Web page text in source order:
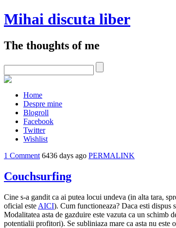
Mihai discuta liber
The thoughts of me
Home
Despre mine
Blogroll
Facebook
Twitter
Wishlist
1 Comment 6436 days ago PERMALINK
Couchsurfing
Cine s-a gandit ca ai putea locui undeva (in alta tara,
oficial este AICI). Cum functioneaza? Daca esti dispus
Modalitatea asta de gazduire este vazuta ca un
potentialii profitori). Se subliniaza mare ca asta nu